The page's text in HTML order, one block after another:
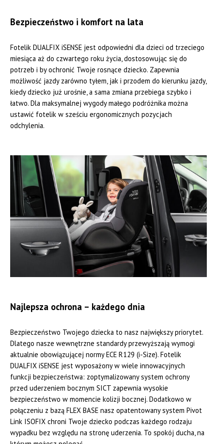
Bezpieczeństwo i komfort na lata
Fotelik DUALFIX iSENSE jest odpowiedni dla dzieci od trzeciego
miesiąca aż do czwartego roku życia, dostosowując się do
potrzeb i by ochronić Twoje rosnące dziecko. Zapewnia
możliwość jazdy zarówno tyłem, jak i przodem do kierunku jazdy,
kiedy dziecko już urośnie, a sama zmiana przebiega szybko i
łatwo. Dla maksymalnej wygody małego podróżnika można
ustawić fotelik w sześciu ergonomicznych pozycjach
odchylenia.
Najlepsza ochrona – każdego dnia
Bezpieczeństwo Twojego dziecka to nasz największy priorytet.
Dlatego nasze wewnętrzne standardy przewyższają wymogi
aktualnie obowiązującej normy ECE R129 (i-Size). Fotelik
DUALFIX iSENSE jest wyposażony w wiele innowacyjnych
funkcji bezpieczeństwa: zoptymalizowany system ochrony
przed uderzeniem bocznym SICT zapewnia wysokie
bezpieczeństwo w momencie kolizji bocznej. Dodatkowo w
połączeniu z bazą FLEX BASE nasz opatentowany system Pivot
Link ISOFIX chroni Twoje dziecko podczas każdego rodzaju
wypadku bez względu na stronę uderzenia. To spokój ducha, na